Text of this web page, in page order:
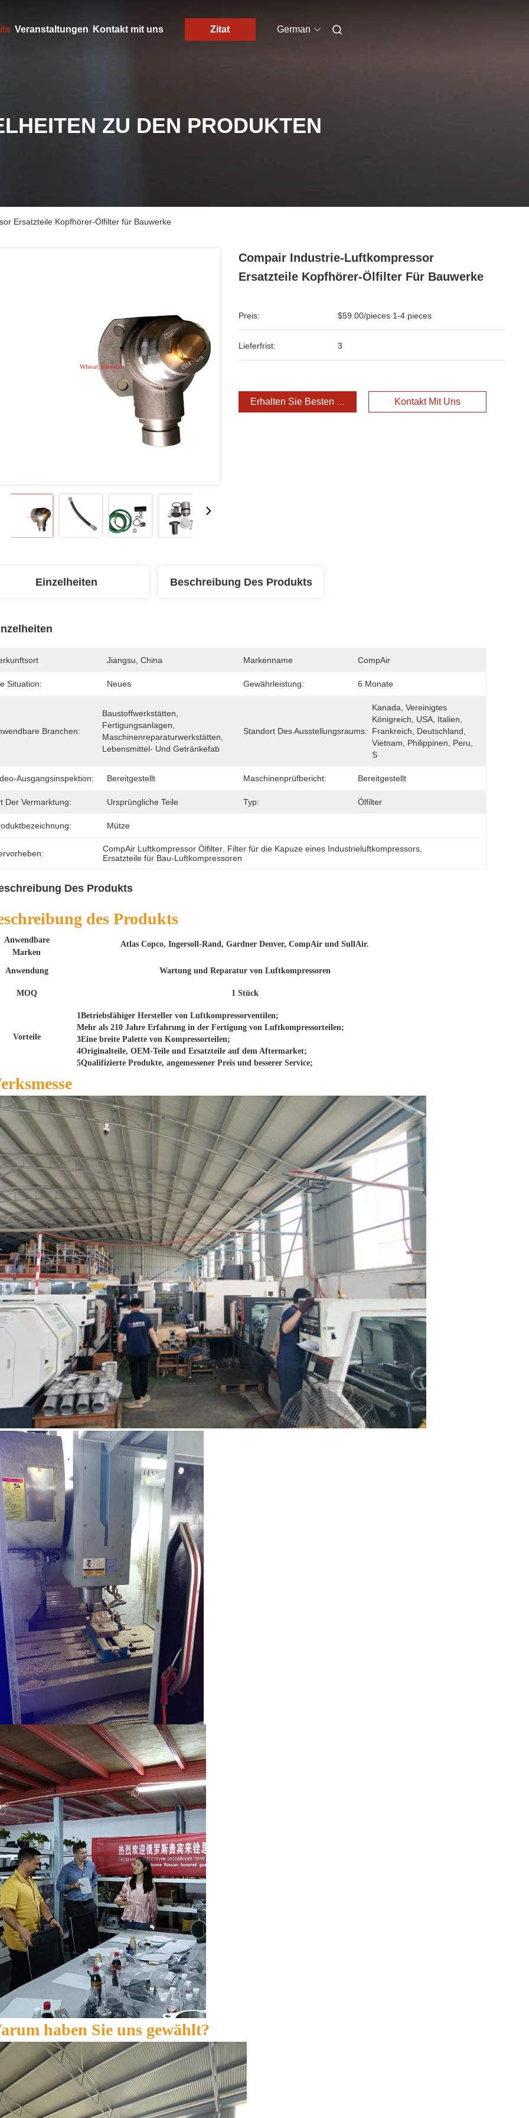
Veranstaltungen Kontakt mit uns Zitat German
ZU DEN PRODUKTEN
Ersatzteile Kopfhörer-Ölfilter für Bauwerke
Compair Industrie-Luftkompressor
Ersatzteile Kopfhörer-Ölfilter Für Bauwerke
Preis: $59.00/pieces 1-4 pieces
Lieferfrist: 3
Erhalten Sie Besten Preis Kontakt Mit Uns
Einzelheiten Beschreibung Des Produkts
Jiangsu, China Markenname CompAir
Situation: Neues Gewährleistung: 6 Monate
Branchen:
Baustoffwerkstätten,
Fertigungsanlagen,
Maschinenreparaturwerkstätten,
Lebensmittel- Und Getränkefab
Standort Des Ausstellungsraums:
Kanada, Vereinigtes
Königreich, USA, Italien,
Frankreich, Deutschland,
Vietnam, Philippinen, Peru,
S
Ausgangsinspektion: Bereitgestellt Maschinenprüfbericht: Bereitgestellt
Der Vermarktung: Ursprüngliche Teile Typ: Ölfilter
Mütze
CompAir Luftkompressor Ölfilter Filter für die Kapuze eines Industrieluftkompressors
Ersatzteile für Bau-Luftkompressoren
Des Produkts
des Produkts
Anwendbare
Marken
Atlas Copco, Ingersoll-Rand, Gardner Denver, CompAir und SullAir.
Anwendung Wartung und Reparatur von Luftkompressoren
MOQ 1 Stück
Vorteile
1Betriebsfähiger Hersteller von Luftkompressorventilen;
Mehr als 210 Jahre Erfahrung in der Fertigung von Luftkompressorteilen;
3Eine breite Palette von Kompressorteilen;
4Originalteile, OEM-Teile und Ersatzteile auf dem Aftermarket;
5Qualifizierte Produkte, angemessener Preis und besserer Service;
haben Sie uns gewählt?